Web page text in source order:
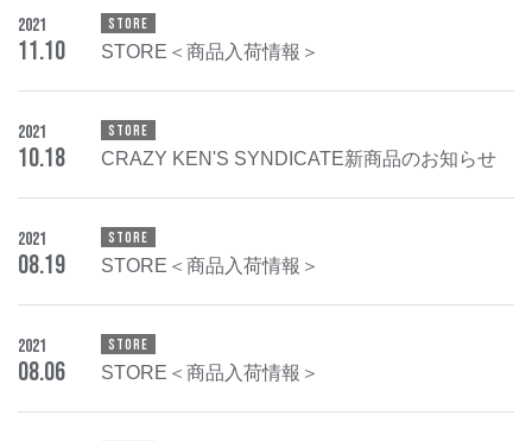
2021
11.10
STORE
STORE＜商品入荷情報＞
2021
10.18
STORE
CRAZY KEN'S SYNDICATE新商品のお知らせ
2021
08.19
STORE
STORE＜商品入荷情報＞
2021
08.06
STORE
STORE＜商品入荷情報＞